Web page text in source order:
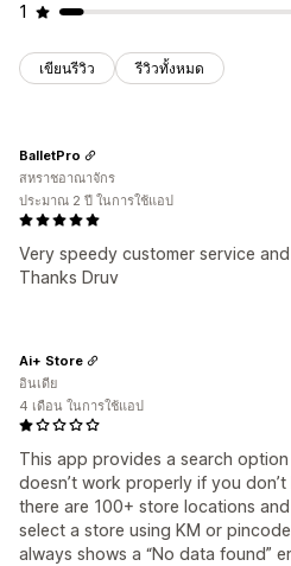
1
เขียนรีวิว รีวิวทั้งหมด
Very speedy customer service
Thanks Druv
BalletPro
สหราชอาณาจักร
ประมาณ 2 ปี ในการใช้แอป
This app provides a search
doesn’t work properly if you
there are 100+ store locations
select a store using KM or
always shows a “No data found”
Ai+ Store
อินเดีย
4 เดือน ในการใช้แอป